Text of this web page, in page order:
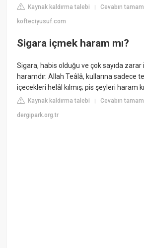
Kaynak kaldırma talebi |Cevabın
kofteciyusuf.com
Sigara içmek haram mı?
Sigara, habis olduğu ve çok sayıda zarar
haramdır. Allah Teâlâ, kullarına sadece
içecekleri helâl kılmış; pis şeyleri haram
Kaynak kaldırma talebi |Cevabın
dergipark.org.tr